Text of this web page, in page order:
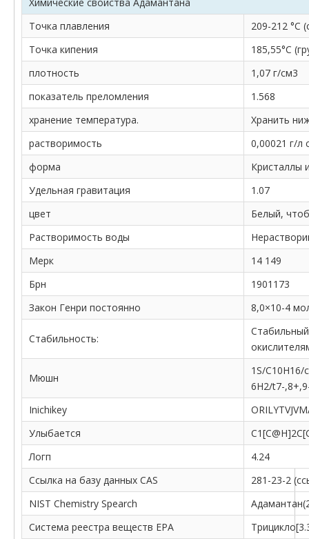
Точка плавления
209-212 °С
Точка кипения
185,55°С
плотность
1,07 г/см3
показатель преломления
1.568
хранение температура.
Хранить
растворимость
0,00021 г/л
форма
Кристаллы
Удельная гравитация
1.07
цвет
Белый,
Растворимость воды
Мерк
14 149
Брн
1901173
Закон Генри постоянно
8,0×10-4
Стабильность:
Мюшн
1S/C10H16/
6H2/t7-
Inichikey
Улыбается
Логп
4.24
Ссылка на базу данных CAS
281-23-2
NIST Chemistry Spearch
Система реестра веществ EPA